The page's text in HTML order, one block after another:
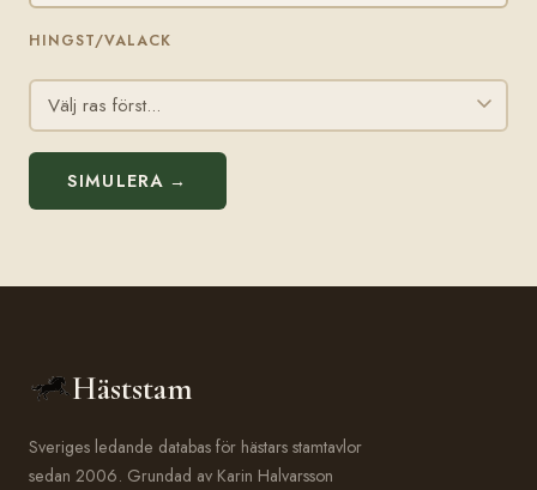
HINGST/VALACK
SIMULERA →
Häststam
Sveriges ledande databas för hästars stamtavlor
sedan 2006. Grundad av Karin Halvarsson